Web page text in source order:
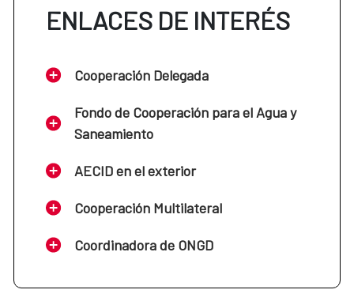
ENLACES DE INTERÉS
Cooperación Delegada
Fondo de Cooperación para el Agua y
Saneamiento
AECID en el exterior
Cooperación Multilateral
Coordinadora de ONGD